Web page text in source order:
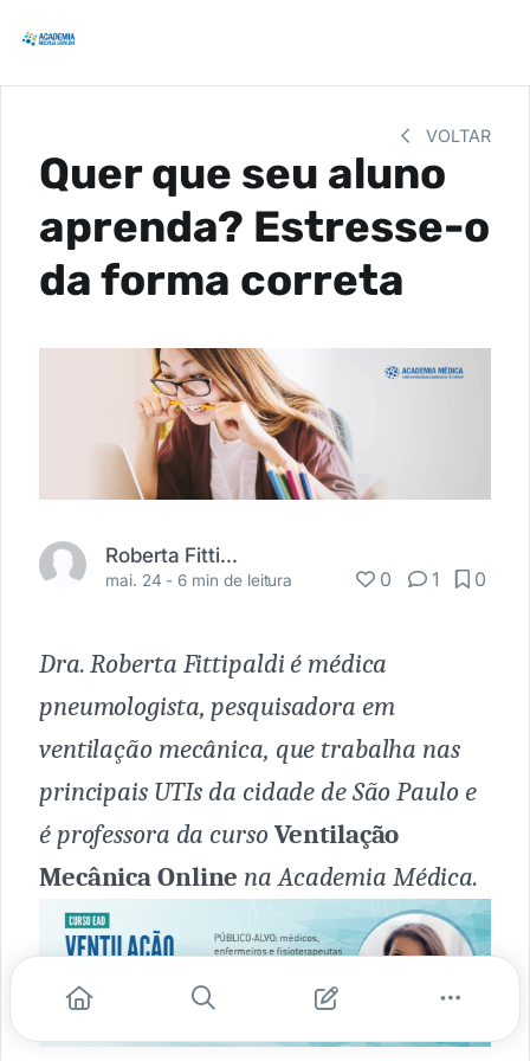
VOLTAR
Quer que seu aluno
aprenda? Estresse-o
da forma correta
Roberta Fittipaldi
mai. 24 -6 min de leitura 0 1 0
Dra. Roberta Fittipaldi é médica
pneumologista, pesquisadora em
ventilação mecânica, que trabalha nas
principais UTIs da cidade de São Paulo e
é professora da cursoVentilação
Mecânica Online na Academia Médica.